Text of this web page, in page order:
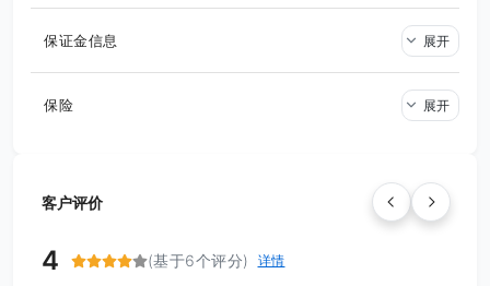
保证金信息 展开
保险 展开
客户评价
4 (基于6个评分) 详情